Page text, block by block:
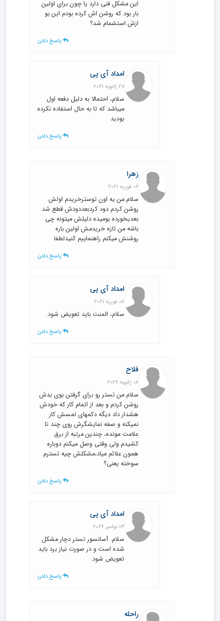
این مشکل فنی دارد یا چون برای اولین
بار بود که روشن اش کرده بودم این بو
ازش استشمام شد؟
پاسخ دادن
امداد آی پی
27 ژانویه 2021
سلام، احتمالا به دلیل دفعه اول
میباشد که تا به حال استفاده نکرده
بودید
پاسخ دادن
زهرا
02 فوریه 2021
سلام.من یه اون توسترخریدم اولش
روشن کردم دود کردبعددودش قطع شد
بعدیخورده بومیده دلیلش میتونه چی
باشه من تازه خریدمش اولین باره
روشنش میکنم راهنماییم کنیدلطفا
پاسخ دادن
امداد آی پی
06 فوریه 2021
سلام، المنت باید تعویض شود.
پاسخ دادن
فلاح
06 ژانویه 2022
سلام من تستر رو برای گرفتن بوی بدش
روشن کردم و بعد از اتمام کار که خودش
هشدار داد دیگه دکمهای لمسش کار
نمیکنه و صفه نمایشگرش روی چند تا
علامت مونده، چندین مرتبه از برق
کشیدم ولی وقتی وصل میکنم دوباره
همون علائم میاد،مشکلش چیه تسترم
سوخته یعنی؟
پاسخ دادن
امداد آی پی
13 نوامبر 2022
سلام. آسانسور تستر دچار مشکل
شده است و در صورت نیاز برد باید
تعویض شود.
پاسخ دادن
راحله